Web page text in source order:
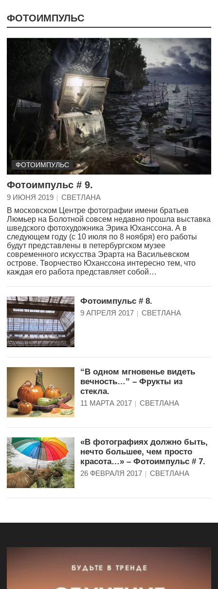
ФОТОИМПУЛЬС
ФОТОИМПУЛЬС
Фотоимпульс # 9.
9 ИЮНЯ 2019
СВЕТЛАНА
В московском Центре фотографии имени братьев
Люмьер на Болотной совсем недавно прошла выставка
шведского фотохудожника Эрика Юханссона. А в
следующем году (с 10 июля по 8 ноября) его работы
будут представлены в петербургском музее
современного искусства Эрарта на Васильевском
острове. Творчество Юханссона интересно тем, что
каждая его работа представляет собой…
Фотоимпульс # 8.
9 АПРЕЛЯ 2017 СВЕТЛАНА
“В одном мгновенье видеть
вечность…” – Фрукты из
стекла.
11 МАРТА 2017 СВЕТЛАНА
«В фотографиях должно быть,
нечто большее, чем просто
красота…» – Фотоимпульс # 7.
26 ФЕВРАЛЯ 2017 СВЕТЛАНА